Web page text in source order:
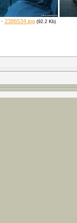
· 2386534.jpg (92.2 Kb)